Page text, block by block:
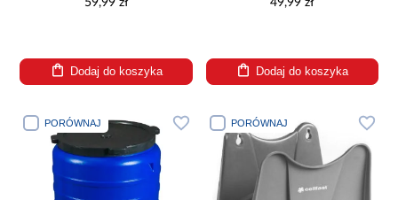
59,99 zł
Dodaj do koszyka
49,99 zł
Dodaj do koszyka
PORÓWNAJ PORÓWNAJ